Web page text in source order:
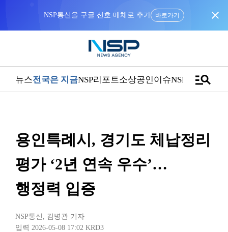
NSP통신을 구글 선호 매체로 추가 바로가기 close
뉴스전국은 지금NSP리포트소상공인이슈NSPTVmanage_search
용인특례시, 경기도 체납정리
평가 ‘2년 연속 우수’…
행정력 입증
NSP통신 , 김병관 기자
입력 2026-05-08 17:02 KRD3